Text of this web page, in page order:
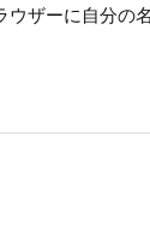
ザーに自分の